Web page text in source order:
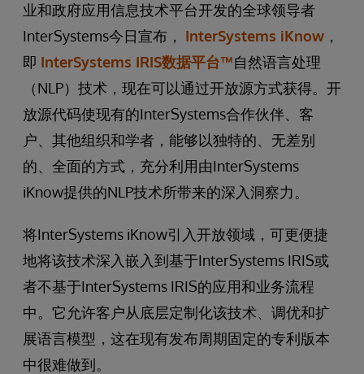
业和政府应用信息技术平台开发的全球领导者
InterSystems今日宣布， InterSystems iKnow ，
即 InterSystems IRIS数据平台™自然语言处理
（NLP）技术，现在可以通过开放源方式获得。开
放源代码使现有的InterSystems合作伙伴、客
户、其他组织和学者，能够以独特的、无差别
的、全面的方式，充分利用由InterSystems
iKnow提供的NLP技术所带来的深入洞察力。
将InterSystems iKnow引入开放领域，可更便捷
地将该技术深入嵌入到基于InterSystems IRIS或
者不基于InterSystems IRIS的应用和业务流程
中。它允许客户从底层定制化该技术、调优和扩
展语言模型，这在现有发布周期固定的专利版本
中很难做到。